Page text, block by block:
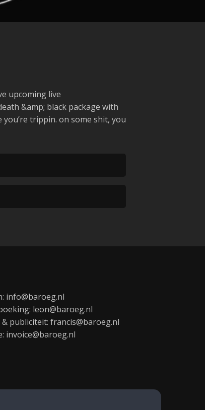
upcoming live
&amp; black package with
you’re trippin. on some shit, you
info@baroeg.nl
leon@baroeg.nl
publiciteit: francis@baroeg.nl
invoice@baroeg.nl